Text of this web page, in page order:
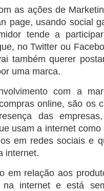
as ações de
page, usando social
tende a
no Twitter ou
também querer
uma marca.
com a
online, são os
das
usam a internet
em redes sociais e
internet.
em relação aos
na internet e está